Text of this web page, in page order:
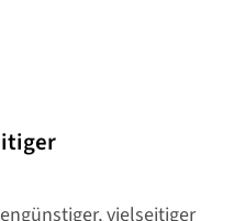
vielseitiger